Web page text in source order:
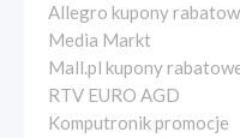
Allegro kupony
Media Markt
Mall.pl kupony
RTV EURO AGD
Komputronik promocje